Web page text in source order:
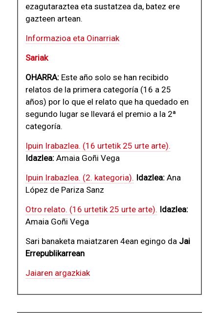
ezagutaraztea eta sustatzea da, batez ere
gazteen artean.
Informazioa eta Oinarriak
Sariak
OHARRA: Este año solo se han recibido
relatos de la primera categoría (16 a 25
años) por lo que el relato que ha quedado en
segundo lugar se llevará el premio a la 2ª
categoría.
Ipuin Irabazlea. (16 urtetik 25 urte arte).
Idazlea: Amaia Goñi Vega
Ipuin Irabazlea. (2. kategoria). Idazlea: Ana
López de Pariza Sanz
Otro relato. (16 urtetik 25 urte arte). Idazlea:
Amaia Goñi Vega
Sari banaketa maiatzaren 4ean egingo da Jai
Errepublikarrean
Jaiaren argazkiak